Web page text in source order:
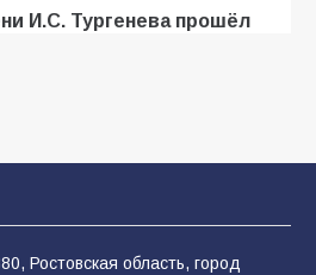
И.С. Тургенева прошёл
дорожные работы
Ростовская область, город